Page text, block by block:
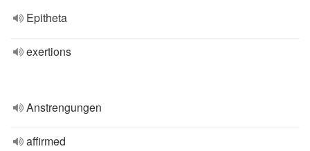
Epitheta
exertions
Anstrengungen
affirmed